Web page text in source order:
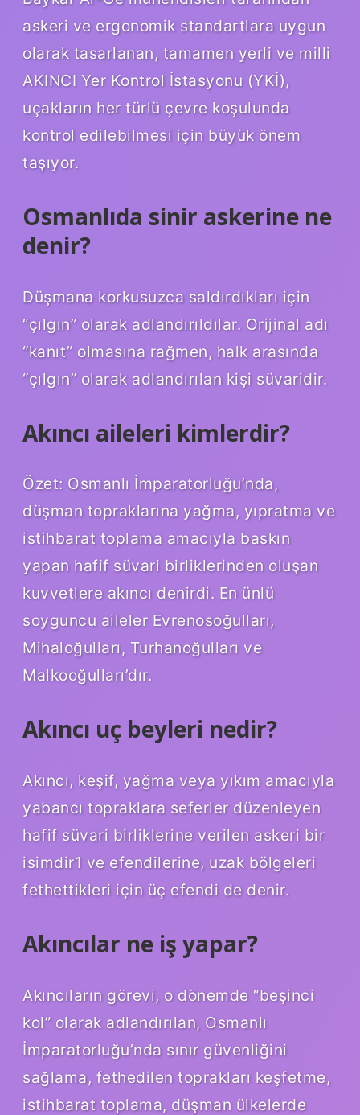
askeri ve ergonomik standartlara uygun
olarak tasarlanan, tamamen yerli ve milli
AKINCI Yer Kontrol İstasyonu (YKİ),
uçakların her türlü çevre koşulunda
kontrol edilebilmesi için büyük önem
taşıyor.
Osmanlıda sinir askerine ne
denir?
Düşmana korkusuzca saldırdıkları için
“çılgın” olarak adlandırıldılar. Orijinal adı
“kanıt” olmasına rağmen, halk arasında
“çılgın” olarak adlandırılan kişi süvaridir.
Akıncı aileleri kimlerdir?
Özet: Osmanlı İmparatorluğu’nda,
düşman topraklarına yağma, yıpratma ve
istihbarat toplama amacıyla baskın
yapan hafif süvari birliklerinden oluşan
kuvvetlere akıncı denirdi. En ünlü
soyguncu aileler Evrenosoğulları,
Mihaloğulları, Turhanoğulları ve
Malkooğulları’dır.
Akıncı uç beyleri nedir?
Akıncı, keşif, yağma veya yıkım amacıyla
yabancı topraklara seferler düzenleyen
hafif süvari birliklerine verilen askeri bir
isimdir1 ve efendilerine, uzak bölgeleri
fethettikleri için üç efendi de denir.
Akıncılar ne iş yapar?
Akıncıların görevi, o dönemde “beşinci
kol” olarak adlandırılan, Osmanlı
İmparatorluğu’nda sınır güvenliğini
sağlama, fethedilen toprakları keşfetme,
istihbarat toplama, düşman ülkelerde